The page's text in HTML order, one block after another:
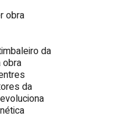
obra
da
obra
da